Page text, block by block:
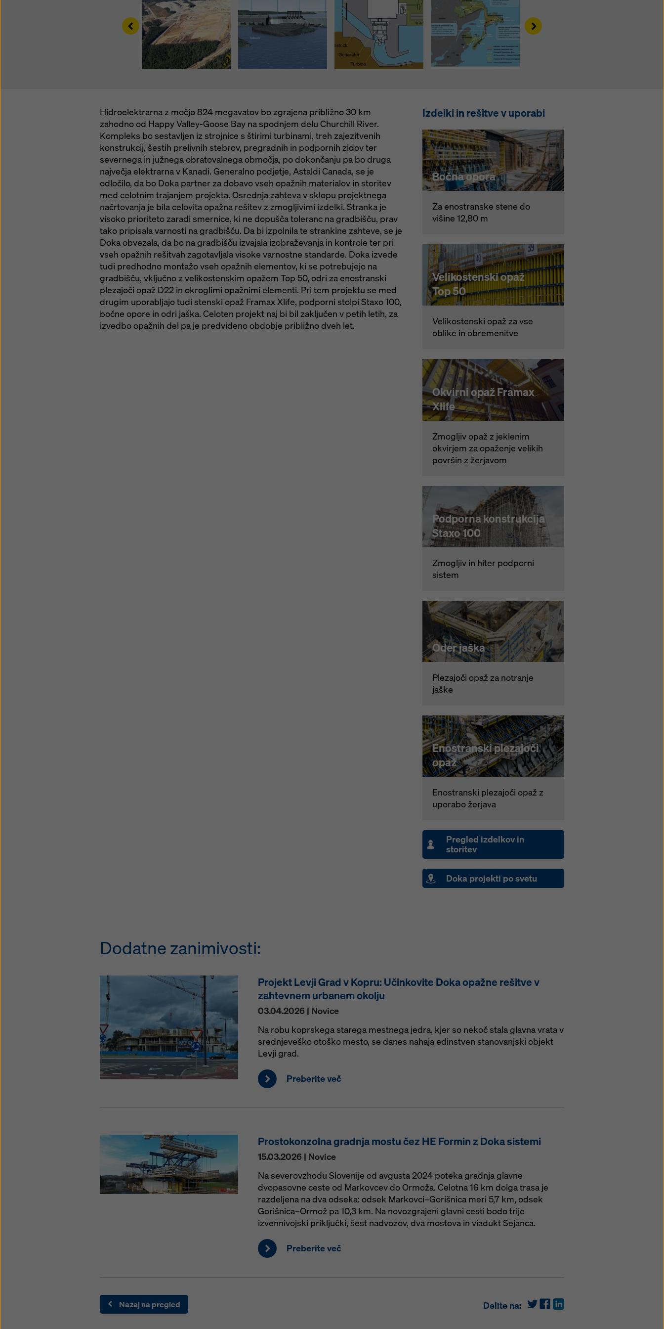
Left Right
Hidroelektrarna z močjo 824 megavatov bo zgrajena približno 30 km
zahodno od Happy Valley-Goose Bay na spodnjem delu Churchill River.
Kompleks bo sestavljen iz strojnice s štirimi turbinami, treh zajezitvenih
konstrukcij, šestih prelivnih stebrov, pregradnih in podpornih zidov ter
severnega in južnega obratovalnega območja, po dokončanju pa bo druga
največja elektrarna v Kanadi. Generalno podjetje, Astaldi Canada, se je
odločilo, da bo Doka partner za dobavo vseh opažnih materialov in storitev
med celotnim trajanjem projekta. Osrednja zahteva v sklopu projektnega
načrtovanja je bila celovita opažna rešitev z zmogljivimi izdelki. Stranka je
visoko prioriteto zaradi smernice, ki ne dopušča toleranc na gradbišču, prav
tako pripisala varnosti na gradbišču. Da bi izpolnila te strankine zahteve, se je
Doka obvezala, da bo na gradbišču izvajala izobraževanja in kontrole ter pri
vseh opažnih rešitvah zagotavljala visoke varnostne standarde. Doka izvede
tudi predhodno montažo vseh opažnih elementov, ki se potrebujejo na
gradbišču, vključno z velikostenskim opažem Top 50, odri za enostranski
plezajoči opaž D22 in okroglimi opažnimi elementi. Pri tem projektu se med
drugim uporabljajo tudi stenski opaž Framax Xlife, podporni stolpi Staxo 100,
bočne opore in odri jaška. Celoten projekt naj bi bil zaključen v petih letih, za
izvedbo opažnih del pa je predvideno obdobje približno dveh let.
Izdelki in rešitve v uporabi
Bočna opora
Za enostranske stene do
višine 12,80 m
Velikostenski opaž
Top 50
Velikostenski opaž za vse
oblike in obremenitve
Okvirni opaž Framax
Xlife
Zmogljiv opaž z jeklenim
okvirjem za opaženje velikih
površin z žerjavom
Podporna konstrukcija
Staxo 100
Zmogljiv in hiter podporni
sistem
Oder jaška
Plezajoči opaž za notranje
jaške
Enostranski plezajoči
opaž
Enostranski plezajoči opaž z
uporabo žerjava
Pregled izdelkov in
storitev
Doka projekti po svetu
Dodatne zanimivosti:
Projekt Levji Grad v Kopru: Učinkovite Doka opažne rešitve v
zahtevnem urbanem okolju
03.04.2026 | Novice
Na robu koprskega starega mestnega jedra, kjer so nekoč stala glavna vrata v
srednjeveško otoško mesto, se danes nahaja edinstven stanovanjski objekt
Levji grad.
Preberite več
Prostokonzolna gradnja mostu čez HE Formin z Doka sistemi
15.03.2026 | Novice
Na severovzhodu Slovenije od avgusta 2024 poteka gradnja glavne
dvopasovne ceste od Markovcev do Ormoža. Celotna 16 km dolga trasa je
razdeljena na dva odseka: odsek Markovci–Gorišnica meri 5,7 km, odsek
Gorišnica–Ormož pa 10,3 km. Na novozgrajeni glavni cesti bodo trije
izvennivojski priključki, šest nadvozov, dva mostova in viadukt Sejanca.
Preberite več
Delite na:
Nazaj na pregled